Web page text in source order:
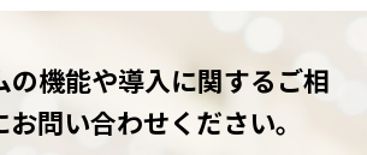
の機能や導入に関するご相
問い合わせください。